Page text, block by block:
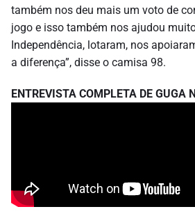
também nos deu mais um voto de
jogo e isso também nos ajudou
Independência, lotaram, nos
a diferença”, disse o camisa 98.
ENTREVISTA COMPLETA DE GUGA